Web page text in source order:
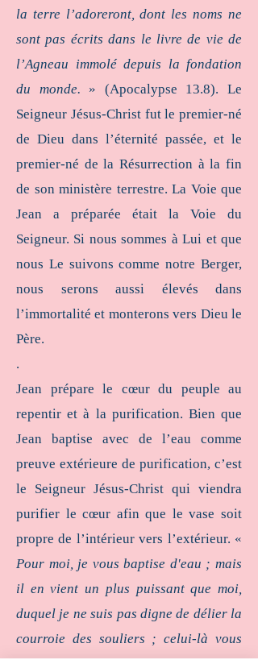
la terre l’adoreront, dont les noms ne
sont pas écrits dans le livre de vie de
l’Agneau immolé depuis la fondation
du monde. » (Apocalypse 13.8). Le
Seigneur Jésus-Christ fut le premier-né
de Dieu dans l’éternité passée, et le
premier-né de la Résurrection à la fin
de son ministère terrestre. La Voie que
Jean a préparée était la Voie du
Seigneur. Si nous sommes à Lui et que
nous Le suivons comme notre Berger,
nous serons aussi élevés dans
l’immortalité et monterons vers Dieu le
Père.
.
Jean prépare le cœur du peuple au
repentir et à la purification. Bien que
Jean baptise avec de l’eau comme
preuve extérieure de purification, c’est
le Seigneur Jésus-Christ qui viendra
purifier le cœur afin que le vase soit
propre de l’intérieur vers l’extérieur. «
Pour moi, je vous baptise d'eau ; mais
il en vient un plus puissant que moi,
duquel je ne suis pas digne de délier la
courroie des souliers ; celui-là vous